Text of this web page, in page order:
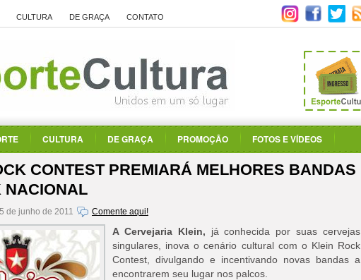
CULTURA DE GRAÇA CONTATO
CULTURA DE GRAÇA PROMOÇÃO FOTOS E VÍDEOS
CONTEST PREMIARÁ MELHORES BANDAS
NACIONAL
de junho de 2011 Comente aqui!
A Cervejaria Klein, já conhecida por suas cervejas
singulares, inova o cenário cultural com o Klein Rock
Contest, divulgando e incentivando novas bandas a
encontrarem seu lugar nos palcos.